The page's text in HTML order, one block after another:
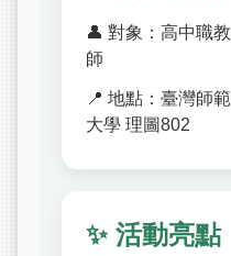
👤 對象：高中職教
師
📍 地點：臺灣師範
大學 理圖802
✨ 活動亮點